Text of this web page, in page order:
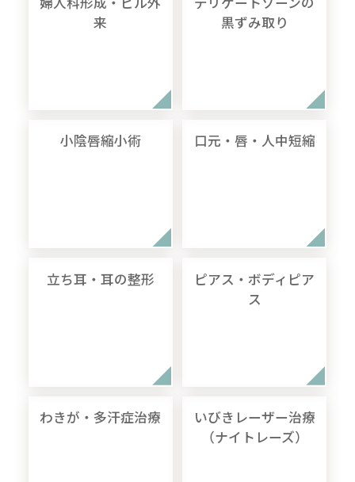
来
黒ずみ取り
小陰唇縮小術 口元・唇・人中短縮
立ち耳・耳の整形
ピアス・ボディピア
ス
わきが・多汗症治療
いびきレーザー治療
（ナイトレーズ）